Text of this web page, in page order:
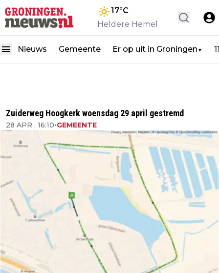
17°C
Heldere Hemel
Nieuws Gemeente Er op uit in Groningen ▼
Zuiderweg Hoogkerk woensdag 29 april gestremd
28 APR , 16:10•GEMEENTE